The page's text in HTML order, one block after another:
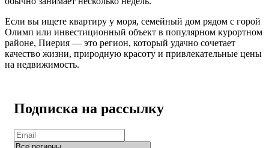
Если вы ищете квартиру у моря, семейный дом рядом с горой
Олимп или инвестиционный объект в популярном курортном
районе, Пиерия — это регион, который удачно сочетает
качество жизни, природную красоту и привлекательные цены
на недвижимость.
Подписка на рассылку